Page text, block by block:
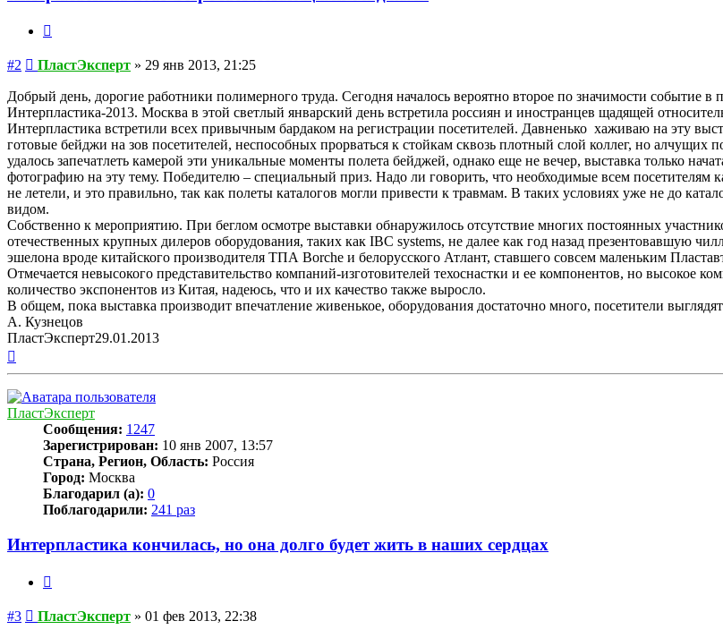
#2 Сообщение
ПластЭксперт » 29 янв 2013, 21:25
Добрый день, дорогие работники полимерного труда. Сегодня началось вероятно второе по значимости событие
Интерпластика-2013. Москва в этой светлый январский день встретила россиян и иностранцев щадящей
Интерпластика встретили всех привычным бардаком на регистрации посетителей. Давненько хаживаю на эту
готовые бейджи на зов посетителей, неспособных прорваться к стойкам сквозь плотный слой коллег, но
удалось запечатлеть камерой эти уникальные моменты полета бейджей, однако еще не вечер, выставка только
фотографию на эту тему. Победителю – специальный приз. Надо ли говорить, что необходимые всем
не летели, и это правильно, так как полеты каталогов могли привести к травмам. В таких условиях уже не до
видом.
Собственно к мероприятию. При беглом осмотре выставки обнаружилось отсутствие многих постоянных
отечественных крупных дилеров оборудования, таких как IBC systems, не далее как год назад презентовавшую
эшелона вроде китайского производителя ТПА Borche и белорусского Атлант, ставшего совсем маленьким
Отмечается невысокого представительство компаний-изготовителей техоснастки и ее компонентов, но высокое
количество экспонентов из Китая, надеюсь, что и их качество также выросло.
В общем, пока выставка производит впечатление живенькое, оборудования достаточно много, посетители
А. Кузнецов
ПластЭксперт29.01.2013
ПластЭксперт
Сообщения: 1247
Зарегистрирован: 10 янв 2007, 13:57
Страна, Регион, Область: Россия
Город: Москва
Благодарил (а): 0
Поблагодарили: 241 раз
Интерпластика кончилась, но она долго будет жить в наших сердцах
#3 Сообщение
ПластЭксперт » 01 фев 2013, 22:38